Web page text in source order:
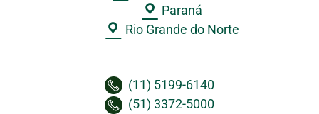
Paraná
Rio Grande do Norte
(11) 5199-6140
(51) 3372-5000